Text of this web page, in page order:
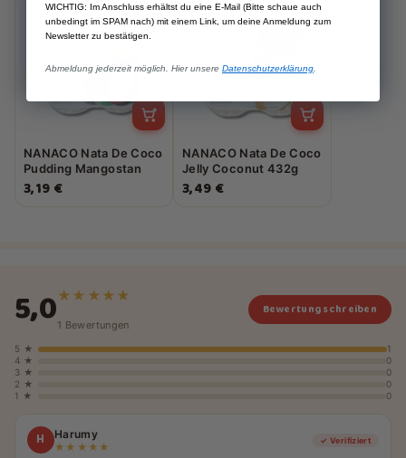
NANACO Nata De Coco
Pudding Mangostan
432g
3,19 €
NANACO Nata De Coco
Jelly Coconut 432g
3,49 €
5,0★★★★★
1 Bewertungen
Bewertung schreiben
5 ★
1
4 ★
0
3 ★
0
2 ★
0
1 ★
0
H Harumy
★★★★★
✓ Verifiziert
WICHTIG: Im Anschluss erhältst du eine E-Mail (Bitte schaue auch
unbedingt im SPAM nach) mit einem Link, um deine Anmeldung zum
Newsletter zu bestätigen.
Abmeldung jederzeit möglich. Hier unsere Datenschutzerklärung